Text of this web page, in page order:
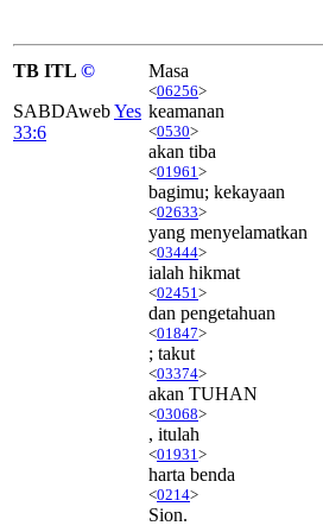
TB ITL ©
SABDAwebYes
33:6
Masa
<06256>
keamanan
<0530>
akan tiba
<01961 >
bagimu; kekayaan
<02633>
yang menyelamatkan
<03444>
ialah hikmat
<02451 >
dan pengetahuan
<01847>
; takut
<03374>
akan TUHAN
<03068>
, itulah
<01931 >
harta benda
<0214>
Sion.